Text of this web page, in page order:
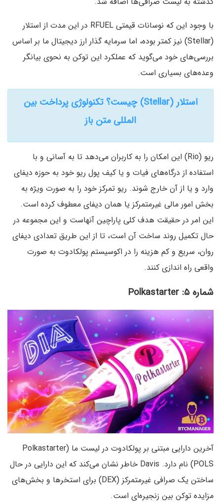
با وجود این که نوسانات قیمتی RFUEL در این مدت از استلار
(Stellar) نیز کمتر بوده، اما سرمایه گذار ارز دیجیتال ما بر اساس
بررسی‌های خود می‌گوید که عملکرد این توکن به نحوی بیانگر
وعده‌های بسیاری است.
استلار (Stellar) چیست؟ تکنولوژی پرداخت بین
المللی متن باز
ریو (Rio) این امکان را به کاربران می‌دهد تا به آسانی و با
استفاده از درگاه‌های فیات و یا کیف پول ریو خود به حوزه دیفای
وارد و یا از آن خارج شوند. ریو تمرکز خود را به صورت ویژه به
بخش امور مالی غیرمتمرکز یا همان دیفای معطوف کرده است.
این امر در حقیقت هدف کلی پاراچین آنهاست و این مجموعه در
حال تکمیل روند ساخت آن است، تا از این طریق تعدادی دیفای
روان، سریع و کم هزینه را در اکوسیستم پولکادوت به صورت
واقعی راه اندازی کنند.
شماره ۵: Polkastarter
آخرین دارایی مبتنی بر پولکادوت در لیست ما (Polkastarter
(POLS نام دارد. Davis‌ خاطر نشان می‌کند که این دارایی در حال
ساختن یک صرافی غیرمتمرکز (DEX) برای استخرها و بخش‌های
مزایده توکن بین زنجیره‌ای است.